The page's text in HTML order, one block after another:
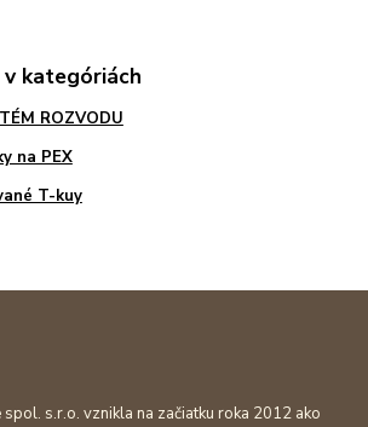
kategóriách
ROZVODU
na PEX
T-kuy
s.r.o. vznikla na začiatku roka 2012 ako